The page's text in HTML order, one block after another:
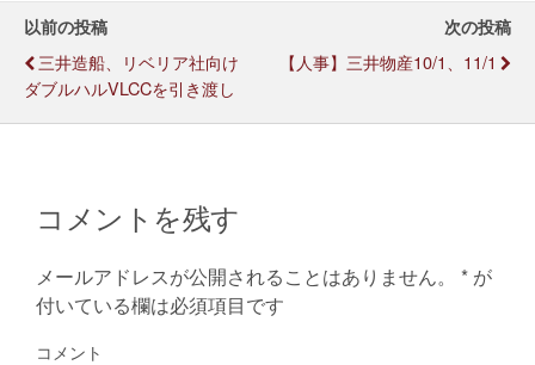
以前の投稿
三井造船、リベリア社向け
ダブルハルVLCCを引き渡し
次の投稿
【人事】三井物産10/1、11/1
コメントを残す
メールアドレスが公開されることはありません。 * が
付いている欄は必須項目です
コメント